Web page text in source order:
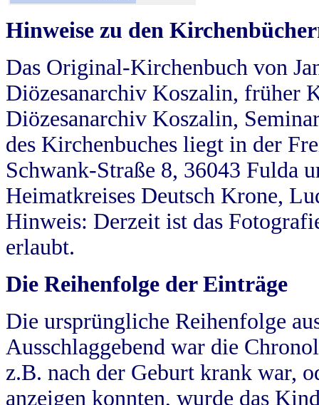
Hinweise zu den
Das Original-Kirchenbuch von
Diözesanarchiv Koszalin, früher
Diözesanarchiv Koszalin,
des Kirchenbuches liegt in der
Schwank-Straße 8, 36043 Fulda
Heimatkreises Deutsch Krone,
Hinweis: Derzeit ist das
erlaubt.
Die Reihenfolge der Einträge
Die ursprüngliche Reihenfolge
Ausschlaggebend war die
z.B. nach der Geburt krank war,
anzeigen konnten, wurde das